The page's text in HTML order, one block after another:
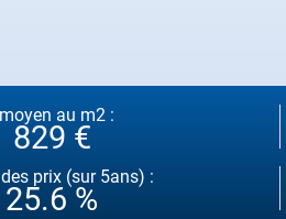
au m2 :
829 €
prix (sur 5ans) :
%